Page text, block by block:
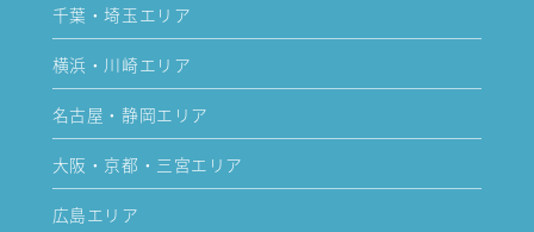
千葉・埼玉エリア
横浜・川崎エリア
名古屋・静岡エリア
大阪・京都・三宮エリア
広島エリア